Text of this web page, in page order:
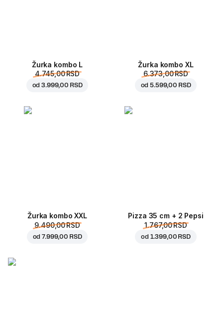
Žurka kombo L
4.745,00 RSD
od3.999,00 RSD
Žurka kombo XL
6.373,00 RSD
od5.599,00 RSD
Žurka kombo XXL
9.490,00 RSD
od7.999,00 RSD
Pizza 35 cm + 2 Pepsi
1.767,00 RSD
od 1.399,00 RSD